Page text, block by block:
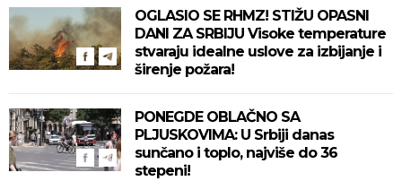
OGLASIO SE RHMZ! STIŽU OPASNI
DANI ZA SRBIJU Visoke temperature
stvaraju idealne uslove za izbijanje i
širenje požara!
PONEGDE OBLAČNO SA
PLJUSKOVIMA: U Srbiji danas
sunčano i toplo, najviše do 36
stepeni!